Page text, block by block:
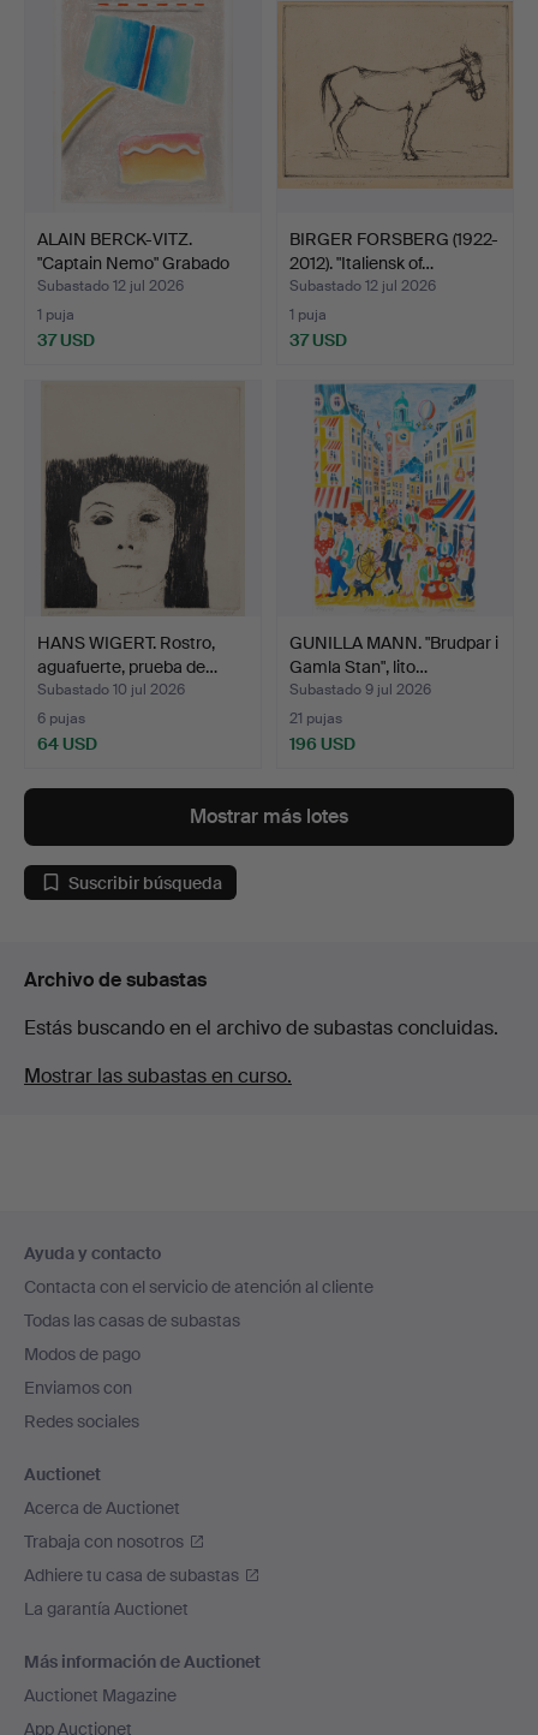
ALAIN BERCK-VITZ.
"Captain Nemo" Grabado
a…
Subastado 12 jul 2026
1 puja
37 USD
BIRGER FORSBERG (1922-
2012). "Italiensk of…
Subastado 12 jul 2026
1 puja
37 USD
HANS WIGERT. Rostro,
aguafuerte, prueba de…
Subastado 10 jul 2026
6 pujas
64 USD
GUNILLA MANN. "Brudpar i
Gamla Stan", lito…
Subastado 9 jul 2026
21 pujas
196 USD
Mostrar más lotes
Suscribir búsqueda
Archivo de subastas
Estás buscando en el archivo de subastas concluidas.
Mostrar las subastas en curso.
en
el
pie
de
página
Ayuda y contacto
Contacta con el servicio de atención al cliente
Todas las casas de subastas
Modos de pago
Enviamos con
Redes sociales
Auctionet
Acerca de Auctionet
Trabaja con nosotros
Adhiere tu casa de subastas
La garantía Auctionet
Más información de Auctionet
Auctionet Magazine
App Auctionet